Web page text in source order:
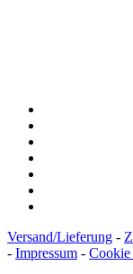
Versand/Lieferung -
- Impressum - Cookie